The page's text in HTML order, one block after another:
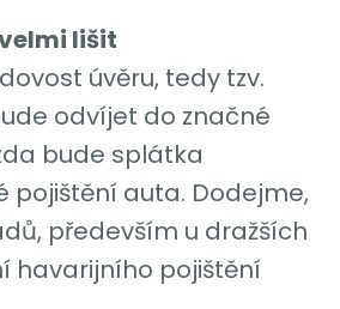
velmi lišit
úvěru, tedy tzv.
odvíjet do značné
bude splátka
pojištění auta. Dodejme,
především u dražších
havarijního pojištění